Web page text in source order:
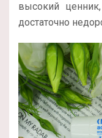
высокий
достаточно